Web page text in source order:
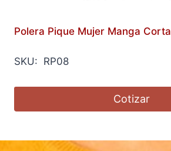
Polera Pique Mujer Manga Corta
SKU: RP08
Cotizar